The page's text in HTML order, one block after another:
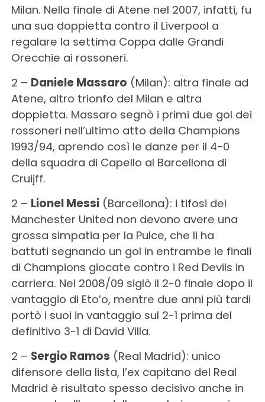
Milan. Nella finale di Atene nel 2007, infatti, fu
una sua doppietta contro il Liverpool a
regalare la settima Coppa dalle Grandi
Orecchie ai rossoneri.
2 – Daniele Massaro (Milan): altra finale ad
Atene, altro trionfo del Milan e altra
doppietta. Massaro segnò i primi due gol dei
rossoneri nell’ultimo atto della Champions
1993/94, aprendo così le danze per il 4-0
della squadra di Capello al Barcellona di
Cruijff.
2 – Lionel Messi(Barcellona): i tifosi del
Manchester United non devono avere una
grossa simpatia per la Pulce, che li ha
battuti segnando un gol in entrambe le finali
di Champions giocate contro i Red Devils in
carriera. Nel 2008/09 siglò il 2-0 finale dopo il
vantaggio di Eto’o, mentre due anni più tardi
portò i suoi in vantaggio sul 2-1 prima del
definitivo 3-1 di David Villa.
2 – Sergio Ramos (Real Madrid): unico
difensore della lista, l’ex capitano del Real
Madrid è risultato spesso decisivo anche in